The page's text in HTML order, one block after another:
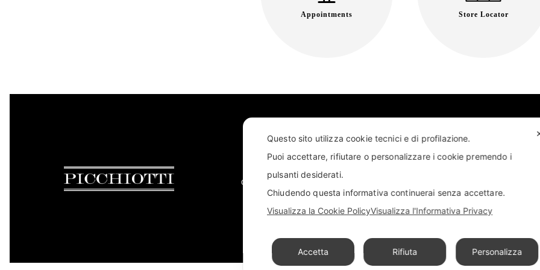
Appointments Store Locator
CONTACT US
Questo sito utilizza cookie tecnici e di profilazione.
Puoi accettare, rifiutare o personalizzare i cookie premendo i
pulsanti desiderati.
Chiudendo questa informativa continuerai senza accettare.
Visualizza la Cookie PolicyVisualizza l'Informativa Privacy
Accetta Rifiuta Personalizza